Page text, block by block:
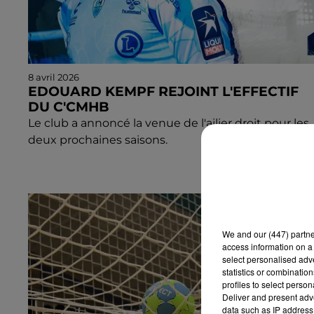
8 avril 2026
EDOUARD KEMPF REJOINT L'EFFECTIF
DU C'CMHB
Le club a annoncé la venue de l'ailier droit pour les
deux prochaines saisons.
We and our (447)
access information on
select personalised
statistics or
profiles to select
Deliver and present
data such as IP